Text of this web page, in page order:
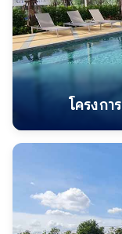
โครงก